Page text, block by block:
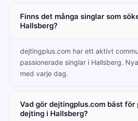
Finns det många singlar som
Hallsberg?
dejtingplus.com har ett aktivt
passionerade singlar i Hallsberg.
med varje dag.
Vad gör dejtingplus.com bäst för
dejting i Hallsberg?